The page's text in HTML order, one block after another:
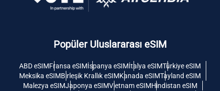
Popüler Uluslararası eSIM
ABD eSIMFransa eSIMİspanya eSIMİtalya eSIMTürkiye eSIM
Meksika eSIMBirleşik Krallık eSIMKanada eSIMTayland eSIM
Malezya eSIMJaponya eSIMVietnam eSIMHindistan eSIM